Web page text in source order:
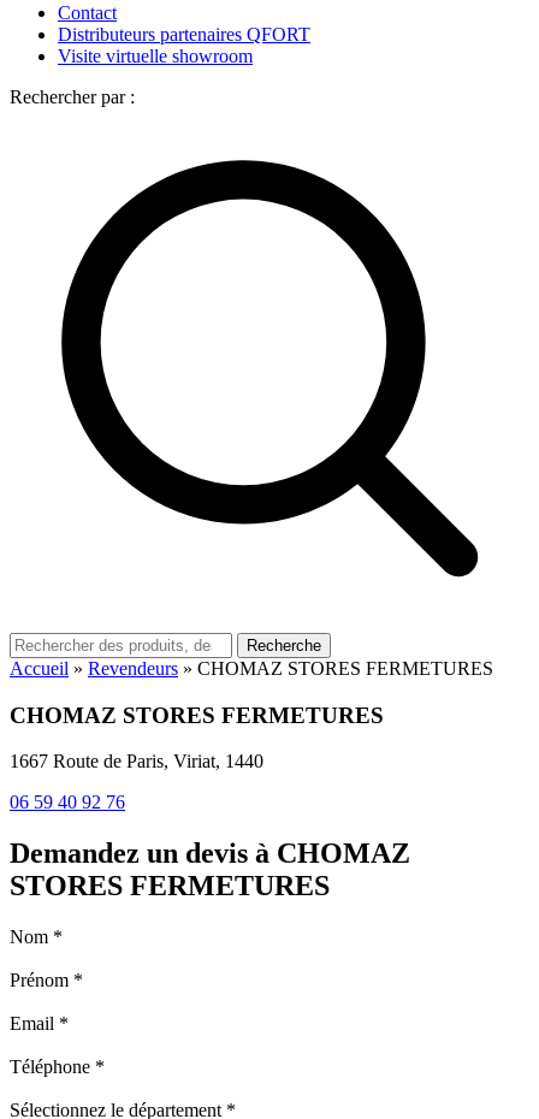
Contact
Distributeurs partenaires QFORT
Visite virtuelle showroom
Rechercher par :
Recherche
Accueil » Revendeurs » CHOMAZ STORES FERMETURES
CHOMAZ STORES FERMETURES
1667 Route de Paris, Viriat, 1440
06 59 40 92 76
Demandez un devis à CHOMAZ
STORES FERMETURES
Nom *
Prénom *
Email *
Téléphone *
Sélectionnez le département *